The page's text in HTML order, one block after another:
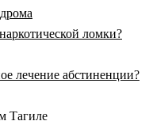
ломки?
лечение абстиненции?
Тагиле